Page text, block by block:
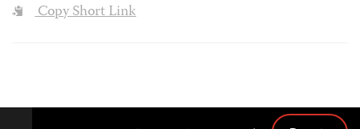
Copy Short Link